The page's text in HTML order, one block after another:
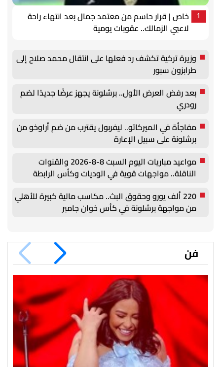
1
خاص | قرار حاسم من معتمد جمال بعد انتهاء راحة
لاعبي الزمالك.. عقوبات يومية
وزيرة تركية تكشف رد فعلها على انتقال محمد صلاح إلى
طرابزون سبور
بعد رفض العرض الأول.. برشلونة يجهز عرضًا جديدًا لضم
رودري
مفاجأة في الميركاتو.. ليفربول يقترب من ضم أراوخو من
برشلونة على سبيل الإعارة
مواعيد مباريات اليوم السبت 8-8-2026 والقنوات
الناقلة.. مواجهات قوية في الوديات وكأس الرابطة
220 ألف يورو وحقوق البث.. مكاسب مالية كبيرة للأهلي
من مواجهة برشلونة في كأس خوان جامبر
فن